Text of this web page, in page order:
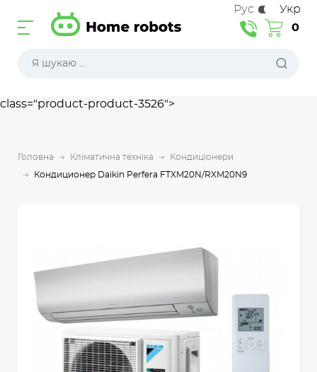
class="product-product-3526">
0
Рус Укр
Головна Кліматична техніка Кондиціонери
Кондиционер Daikin Perfera FTXM20N/RXM20N9